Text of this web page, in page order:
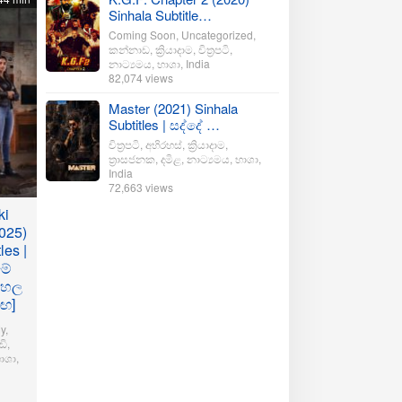
|
,
,
Sinhala Subtitle…
Coming Soon Uncategorized
කන්නාඩ ක්‍රියාදාම චිත්‍රපටි
නාට්‍යමය භාශා India
82,074 views
Master (2021) Sinhala
Subtitles | සද්දේ …
චිත්‍රපටි අභිරහස් ක්‍රියාදාම
ත්‍රාසජනක දමිළ නාට්‍යමය භාශා
India
72,663 views